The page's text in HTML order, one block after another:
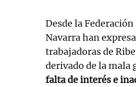
Desde la
Navarra han
trabajadoras de
derivado de la mala
falta de interés e